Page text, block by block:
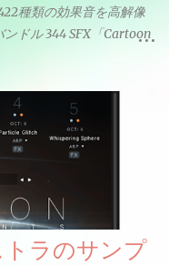
種類の効果音を高解像
ドル 344 SFX「Cartoon
トラのサンプ